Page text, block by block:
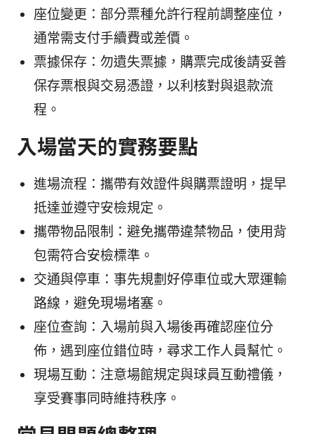
座位變更：部分票種允許行程前調整座位，
通常需支付手續費或差價。
票據保存：勿遺失票據，購票完成後請妥善
保存票根與交易憑證，以利核對與退款流
程。
入場當天的實務要點
進場流程：攜帶有效證件與購票證明，提早
抵達並遵守安檢規定。
攜帶物品限制：避免攜帶違禁物品，使用背
包需符合安檢標準。
交通與停車：事先規劃好停車位或大眾運輸
路線，避免現場堵塞。
座位查詢：入場前與入場後再確認座位分
佈，遇到座位錯位時，尋求工作人員幫忙。
現場互動：注意場館規定與球員互動禮儀，
享受賽事同時維持秩序。